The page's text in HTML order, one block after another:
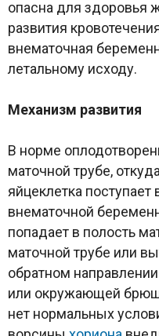
опасна для здоровья
развития
внематочная
летальному исходу.
Механизм развития
В норме
маточной трубе,
яйцеклетка
внематочной
попадает в полость
маточной трубе или
обратном
или окружающей
нет нормальных